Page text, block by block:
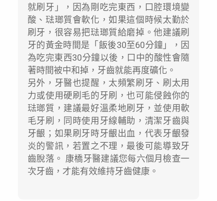
就刷牙」，因為剛吃完東西，口腔環境變
酸、琺瑯質會軟化，如果這個時候太勤於
刷牙，很容易把琺瑯質給磨掉。他建議刷
牙的黃金時間是「飯後30至60分鐘」，因
為吃完東西30分鐘以後，口中的酸性會隨
著時間被中和掉，牙齒就能再度礦化。
另外，牙醫也提醒，太頻繁刷牙、刷太用
力或使用硬刷毛的牙刷，也可能侵蝕你的
琺瑯質，建議最好溫柔地刷牙，並使用軟
毛牙刷，同時使用牙線輔助，清潔牙齒與
牙齦；如果刷牙時牙齦出血，代表牙齦發
炎的警訊，若置之不理，最後可能導致牙
齒脫落。 康橋牙醫建議您每六個月檢查一
次牙齒，才能有效維持牙齒健康。